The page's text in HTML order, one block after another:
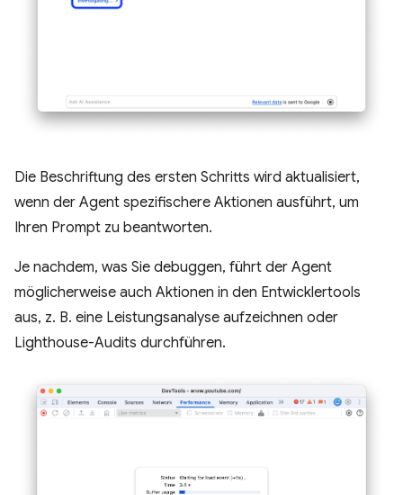
Die Beschriftung des ersten Schritts wird aktualisiert,
wenn der Agent spezifischere Aktionen ausführt, um
Ihren Prompt zu beantworten.
Je nachdem, was Sie debuggen, führt der Agent
möglicherweise auch Aktionen in den Entwicklertools
aus, z. B. eine Leistungsanalyse aufzeichnen oder
Lighthouse-Audits durchführen.